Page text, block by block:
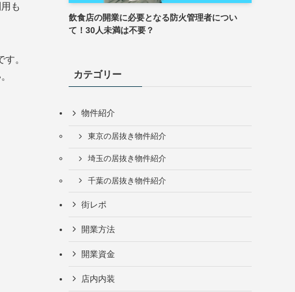
も
。
飲食店の開業に必要となる防火管理者につい
て！30人未満は不要？
カテゴリー
物件紹介
東京の居抜き物件紹介
埼玉の居抜き物件紹介
千葉の居抜き物件紹介
街レポ
開業方法
開業資金
店内内装